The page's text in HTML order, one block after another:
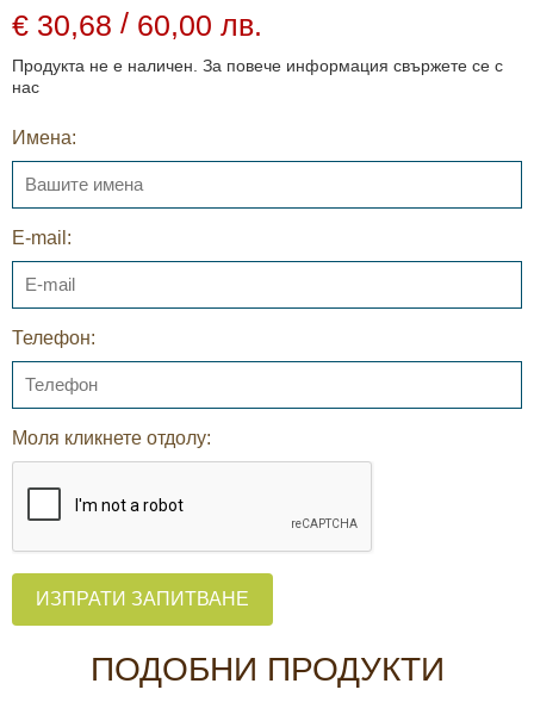
€ 30,68 / 60,00 лв.
Продукта не е наличен. За повече информация свържете се с
нас
Имена:
E-mail:
Телефон:
Моля кликнете отдолу:
ИЗПРАТИ ЗАПИТВАНЕ
ПОДОБНИ ПРОДУКТИ